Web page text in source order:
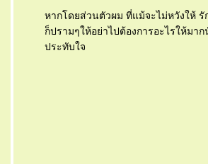
หากโดยส่วนตัวผม ที่แม้จะไม่หวังให้ รั
ก็ปรามๆให้อย่าไปต้องการอะไรให้ม
ประทับใจ